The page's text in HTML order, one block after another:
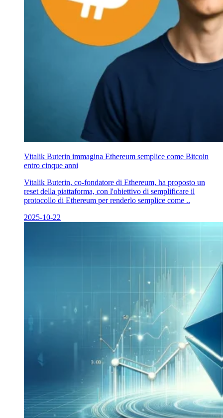
Vitalik Buterin immagina Ethereum semplice come Bitcoin
entro cinque anni
Vitalik Buterin, co-fondatore di Ethereum, ha proposto un
reset della piattaforma, con l'obiettivo di semplificare il
protocollo di Ethereum per renderlo semplice come ..
2025-10-22